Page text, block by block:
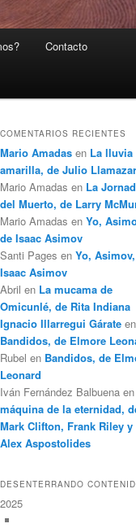
Contacto
COMENTARIOS RECIENTES
Mario Amadas en La lluvia
amarilla, de Julio
Mario Amadas en La
del Muerto, de Larry
Mario Amadas en Yo,
de Isaac Asimov
Santi Pages en Yo,
Isaac Asimov
Abril en La mucama de
Omicunlé, de Rita Indiana
Ignacio Illarregui Gárate en
Bandidos, de Elmore
Rubel en Bandidos, de
Leonard
Iván Fernández Balbuena en
máquina de la eternidad,
Mark Clifton, Frank Riley y
Alex Aspostolides
DESENTERRANDO
2025